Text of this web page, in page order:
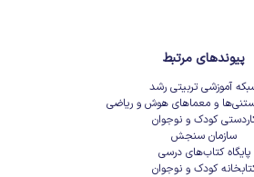
پیوندهای مرتبط
آموزشی تربیتی رشد
و معماهای هوش و ریاضی
کودک و نوجوان
سازمان سنجش
پایگاه کتاب‌های درسی
کودک و نوجوان